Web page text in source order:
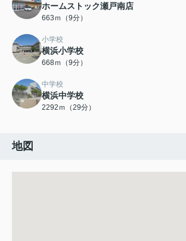
ホームストック瀬戸南店
663ｍ（9分）
小学校
横浜小学校
668ｍ（9分）
中学校
横浜中学校
2292ｍ（29分）
地図